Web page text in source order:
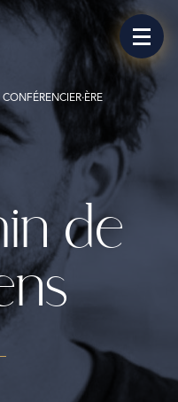
CONFÉRENCIER·ÈRE
de